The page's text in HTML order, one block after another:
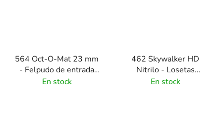
564 Oct-O-Mat 23 mm
- Felpudo de entrada
octogonal clásica
En stock
462 Skywalker HD
Nitrilo - Losetas
gumosas nitriladas con
En stock